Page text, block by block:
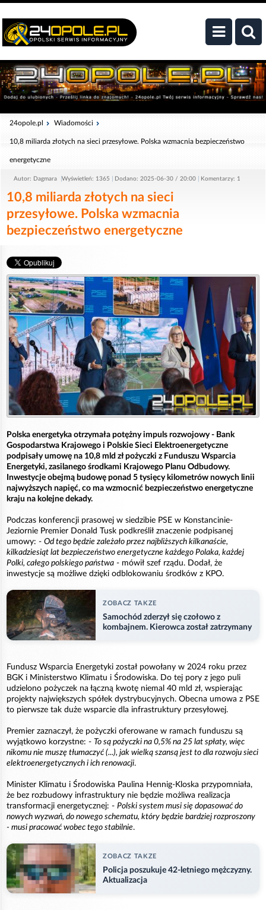
24opole.pl Wiadomości
10,8 miliarda złotych na sieci przesyłowe. Polska wzmacnia bezpieczeństwo
energetyczne
Autor: Dagmara Wyświetleń: 1365 Dodano: 2025-06-30 / 20:00 Komentarzy: 1
10,8 miliarda złotych na sieci
przesyłowe. Polska wzmacnia
bezpieczeństwo energetyczne
Polska energetyka otrzymała potężny impuls rozwojowy - Bank
Gospodarstwa Krajowego i Polskie Sieci Elektroenergetyczne
podpisały umowę na 10,8 mld zł pożyczki z Funduszu Wsparcia
Energetyki, zasilanego środkami Krajowego Planu Odbudowy.
Inwestycje obejmą budowę ponad 5 tysięcy kilometrów nowych linii
najwyższych napięć, co ma wzmocnić bezpieczeństwo energetyczne
kraju na kolejne dekady.
Podczas konferencji prasowej w siedzibie PSE w Konstancinie-
Jeziornie Premier Donald Tusk podkreślił znaczenie podpisanej
umowy: - Od tego będzie zależało przez najbliższych kilkanaście,
kilkadziesiąt lat bezpieczeństwo energetyczne każdego Polaka, każdej
Polki, całego polskiego państwa - mówił szef rządu. Dodał, że
inwestycje są możliwe dzięki odblokowaniu środków z KPO.
ZOBACZ TAKZE
Samochód zderzył się czołowo z
kombajnem. Kierowca został zatrzymany
Fundusz Wsparcia Energetyki został powołany w 2024 roku przez
BGK i Ministerstwo Klimatu i Środowiska. Do tej pory z jego puli
udzielono pożyczek na łączną kwotę niemal 40 mld zł, wspierając
projekty największych spółek dystrybucyjnych. Obecna umowa z PSE
to pierwsze tak duże wsparcie dla infrastruktury przesyłowej.
Premier zaznaczył, że pożyczki oferowane w ramach funduszu są
wyjątkowo korzystne: - To są pożyczki na 0,5% na 25 lat spłaty, więc
nikomu nie muszę tłumaczyć (...), jak wielką szansą jest to dla rozwoju sieci
elektroenergetycznych i ich renowacji.
Minister Klimatu i Środowiska Paulina Hennig-Kloska przypomniała,
że bez rozbudowy infrastruktury nie będzie możliwa realizacja
transformacji energetycznej: - Polski system musi się dopasować do
nowych wyzwań, do nowego schematu, który będzie bardziej rozproszony
- musi pracować wobec tego stabilnie.
ZOBACZ TAKZE
Policja poszukuje 42-letniego mężczyzny.
Aktualizacja